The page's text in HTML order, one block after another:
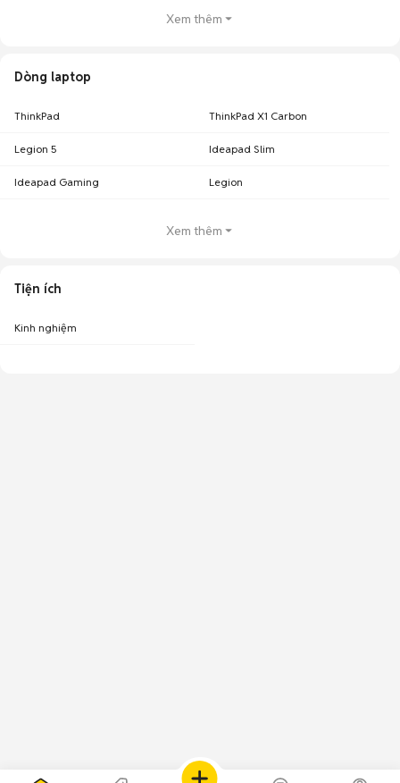
Xem thêm
Dòng laptop
ThinkPad ThinkPad X1 Carbon
Legion 5 Ideapad Slim
Ideapad Gaming Legion
Xem thêm
Tiện ích
Kinh nghiệm